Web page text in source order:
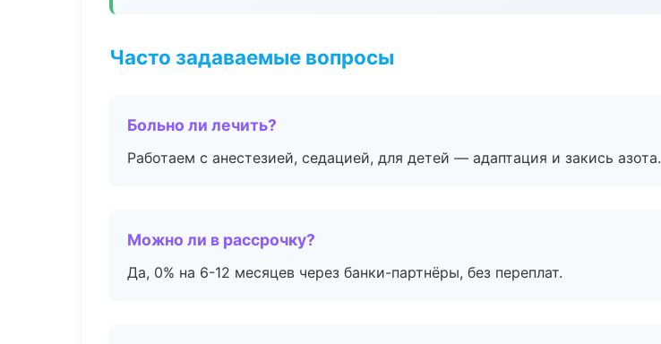
Часто задаваемые вопросы
Больно ли лечить?
Работаем с анестезией, седацией, для детей — адаптация и закись азота.
Можно ли в рассрочку?
Да, 0% на 6-12 месяцев через банки-партнёры, без переплат.